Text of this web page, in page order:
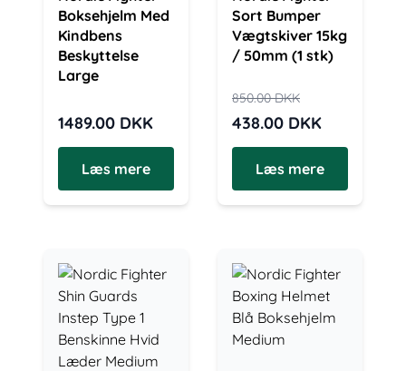
Boksehjelm Med
Kindbens
Beskyttelse
Large
1489.00 DKK
Læs mere
Sort Bumper
Vægtskiver 15kg
/ 50mm (1 stk)
850.00DKK
438.00 DKK
Læs mere